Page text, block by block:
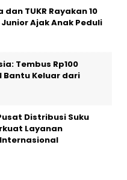
TUKR Rayakan 10
Ajak Anak Peduli
Tembus Rp100
Bantu Keluar dari
Distribusi Suku
Layanan